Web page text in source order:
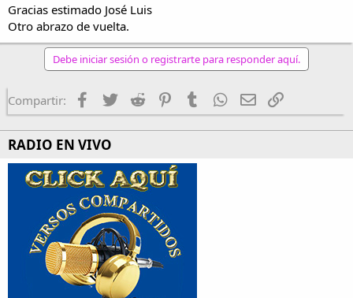
Gracias estimado José Luis
Otro abrazo de vuelta.
Debe iniciar sesión o registrarte para responder aquí.
Compartir: Facebook
TwitterReddit PinterestTumblrWhatsApp
EmailEnlace
RADIO EN VIVO